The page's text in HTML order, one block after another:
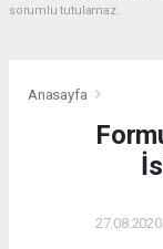
sorumlu tutulamaz.
Anasayfa